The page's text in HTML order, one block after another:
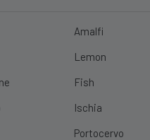
Amalfi
Lemon
Fish
Ischia
Portocervo
GRATUITA CON UN